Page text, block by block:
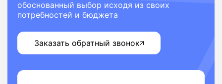
обоснованный выбор исходя из своих
потребностей и бюджета
Заказать обратный звонок